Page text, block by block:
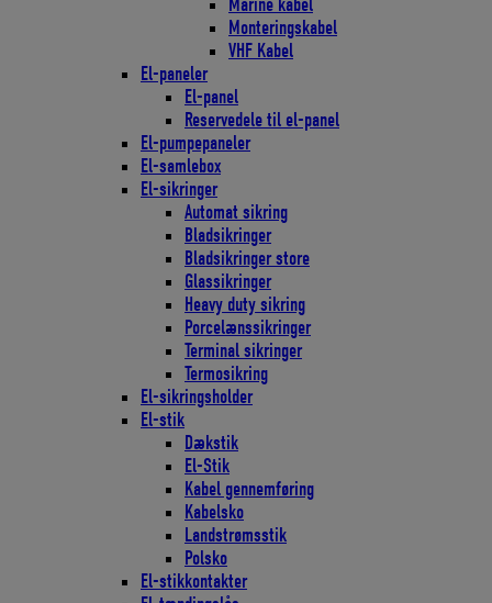
Marine kabel
Monteringskabel
VHF Kabel
El-paneler
El-panel
Reservedele til el-panel
El-pumpepaneler
El-samlebox
El-sikringer
Automat sikring
Bladsikringer
Bladsikringer store
Glassikringer
Heavy duty sikring
Porcelænssikringer
Terminal sikringer
Termosikring
El-sikringsholder
El-stik
Dækstik
El-Stik
Kabel gennemføring
Kabelsko
Landstrømsstik
Polsko
El-stikkontakter